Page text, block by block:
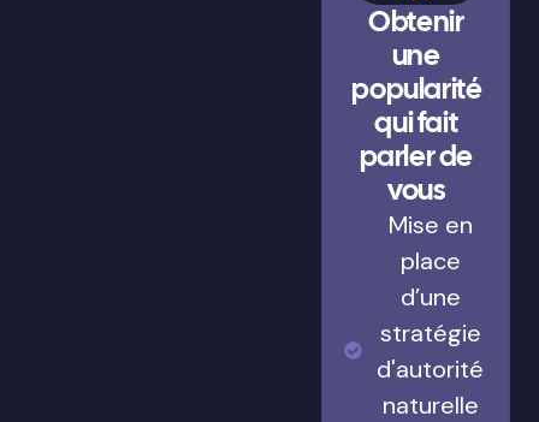
Obtenir
une
popularité
qui fait
parler de
vous
Mise en
place
d’une
stratégie
d'autorité
naturelle